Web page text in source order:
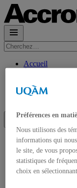
Rechercher :
Accueil
Contact et
Accueil
À propos
Contact et
Abonnement à
Préférences en
Nous utilisons des
informations qui
le site, de vous
statistiques de
choix en